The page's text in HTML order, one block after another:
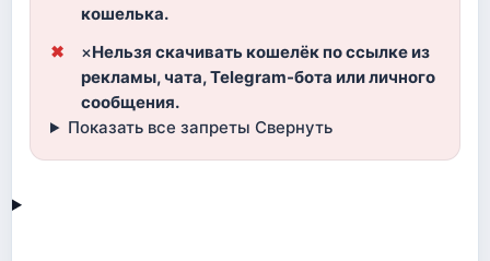
кошелька.
×Нельзя скачивать кошелёк по ссылке из
рекламы, чата, Telegram-бота или личного
сообщения.
Показать все запреты Свернуть